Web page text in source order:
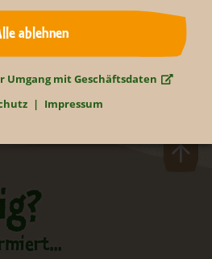
ablehnen
mit Geschäftsdaten
Impressum